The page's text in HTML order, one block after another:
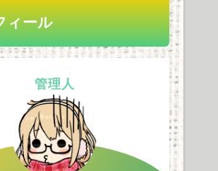
ｗｗｗｗｗ
32 views
ィール
管理人